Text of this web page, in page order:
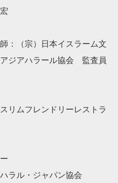
：（宗）日本イスラーム文
ジアハラール協会 監査員
リムフレンドリーレストラ
ラル・ジャパン協会